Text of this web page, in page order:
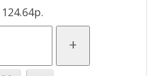
124.64р.
+